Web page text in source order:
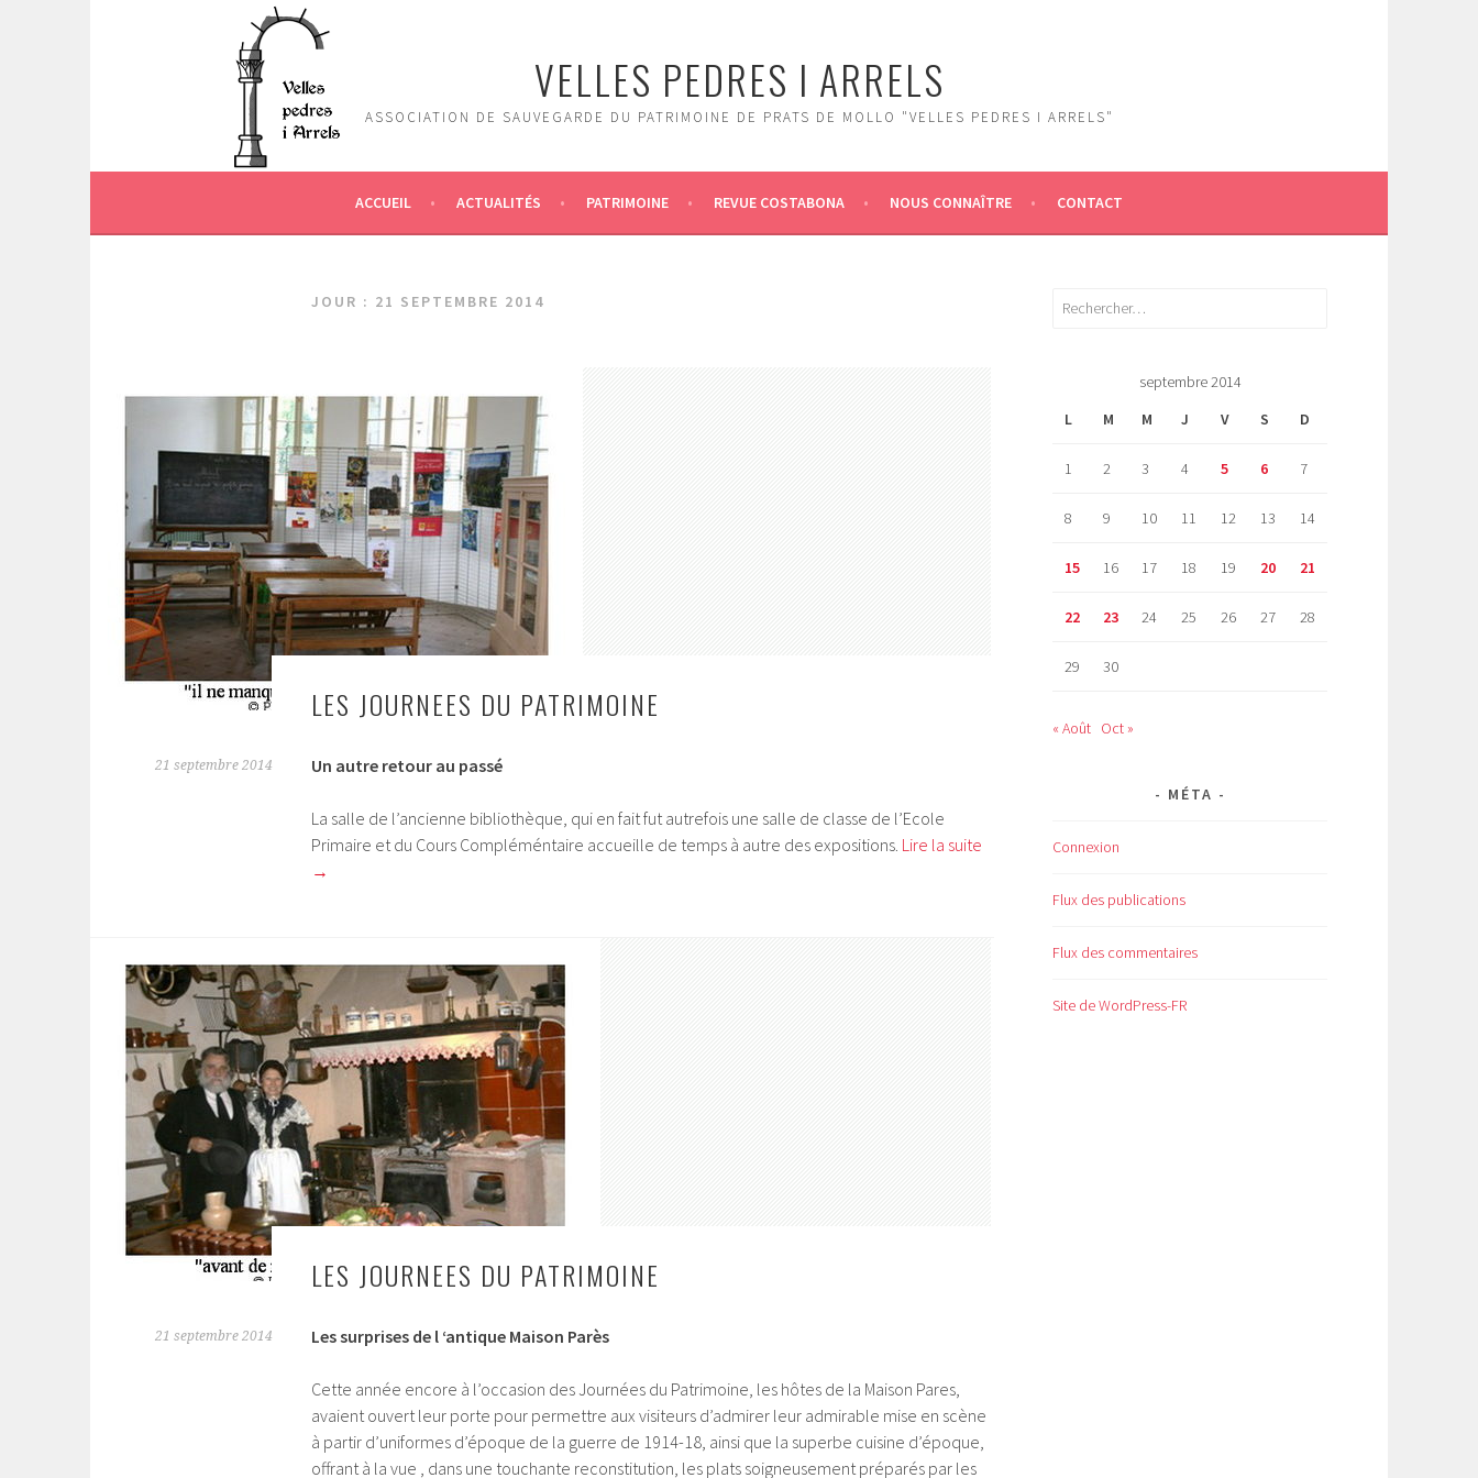
VELLES PEDRES I ARRELS
ASSOCIATION DE SAUVEGARDE DU PATRIMOINE DE PRATS DE MOLLO "VELLES PEDRES I ARRELS"
ACCUEIL ACTUALITÉS PATRIMOINE REVUE COSTABONA NOUS CONNAÎTRE CONTACT
JOUR : 21 SEPTEMBRE 2014
LES JOURNEES DU PATRIMOINE
21 septembre 2014 Un autre retour au passé
La salle de l’ancienne bibliothèque, qui en fait fut autrefois une salle de classe de l’Ecole
Primaire et du Cours Compléméntaire accueille de temps à autre des expositions. Lire la suite
→
LES JOURNEES DU PATRIMOINE
21 septembre 2014 Les surprises de l ‘antique Maison Parès
Cette année encore à l’occasion des Journées du Patrimoine, les hôtes de la Maison Pares,
avaient ouvert leur porte pour permettre aux visiteurs d’admirer leur admirable mise en scène
à partir d’uniformes d’époque de la guerre de 1914-18, ainsi que la superbe cuisine d’époque,
offrant à la vue , dans une touchante reconstitution, les plats soigneusement préparés par les
Rechercher :
septembre 2014
L
M M J V S D
1 2 3 4 5 6 7
8 9 10 11 12 13 14
15 16 17 18 19 20 21
22 23 24 25 26 27 28
29 30
« Août Oct »
MÉTA
Connexion
Flux des publications
Flux des commentaires
Site de WordPress-FR